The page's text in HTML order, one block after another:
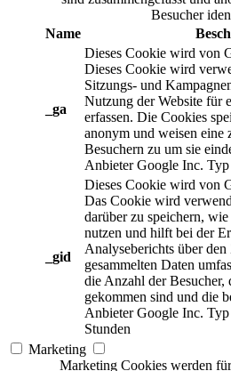
Besucher
Name
_ga
Dieses Cookie wird von
Dieses Cookie wird
Sitzungs- und
Nutzung der Website für
erfassen. Die Cookies
anonym und weisen eine
Besuchern zu um sie
Anbieter Google Inc. Typ
_gid
Dieses Cookie wird von
Das Cookie wird
darüber zu speichern,
nutzen und hilft bei der
Analyseberichts über
gesammelten Daten
die Anzahl der Besucher,
gekommen sind und die
Anbieter Google Inc. Typ
Stunden
Marketing
Marketing Cookies werden